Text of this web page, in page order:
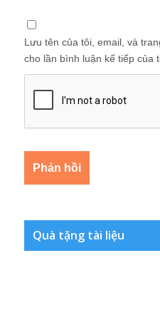
Lưu tên của tôi, email, và
cho lần bình luận kế tiếp của
Quà tặng tài liệu